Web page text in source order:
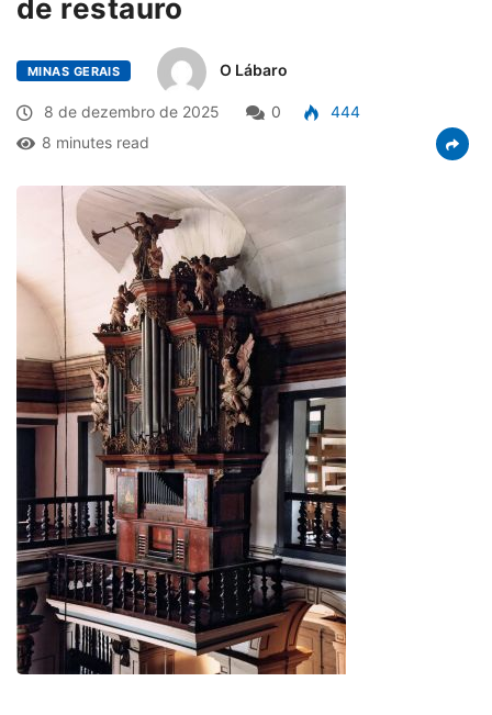
de restauro
MINAS GERAIS O Lábaro
8 de dezembro de 2025 0
444
8 minutes read